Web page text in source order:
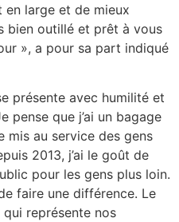
en large et de mieux
bien outillé et prêt à vous
», a pour sa part indiqué
présente avec humilité et
pense que j’ai un bagage
mis au service des gens
2013, j’ai le goût de
pour les gens plus loin.
faire une différence. Le
représente nos